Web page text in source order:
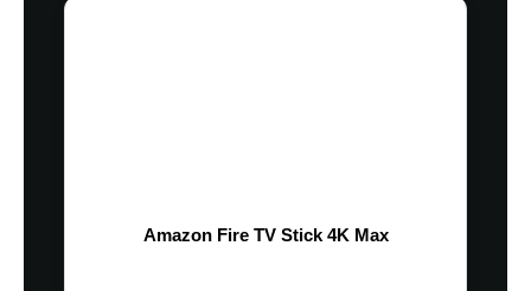
Amazon Fire TV Stick 4K Max